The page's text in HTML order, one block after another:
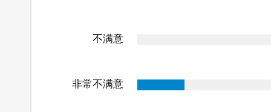
不满意
非常不满意